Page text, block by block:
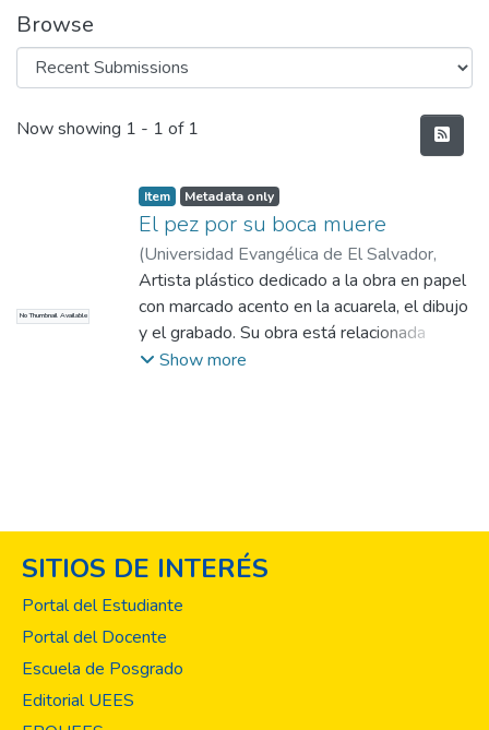
Browse
Recent Submissions
Now showing 1 - 1 of 1
No Thumbnail Available
Item Metadata only
El pez por su boca muere
(Universidad Evangélica de El Salvador,
2020-01)López Morán, Edwin Dagoberto
Artista plástico dedicado a la obra en papel
con marcado acento en la acuarela, el dibujo
y el grabado. Su obra está relacionada
primordialmente a la figuración, el realismo y
Show more
SITIOS DE INTERÉS
Portal del Estudiante
Portal del Docente
Escuela de Posgrado
Editorial UEES